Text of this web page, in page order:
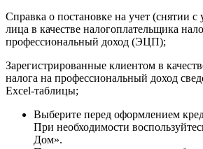
Справка о постановке на учет (снятии с
лица в качестве налогоплательщика
профессиональный доход (ЭЦП);
Зарегистрированные клиентом в
налога на профессиональный доход
Excel-таблицы;
Выберите перед оформлением
При необходимости
Дом».